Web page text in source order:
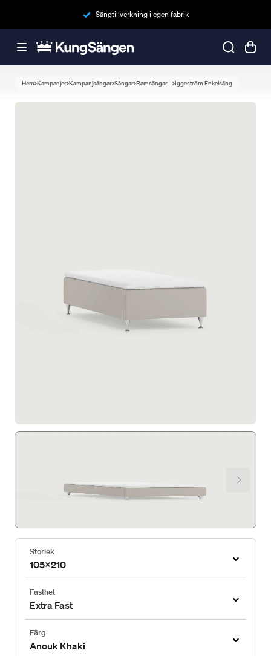
Sängtillverkning i egen fabrik
Hem Kampanjer Kampanjsängar Sängar Ramsängar Iggeström Enkelsäng
Storlek
105x210
Fasthet
Extra Fast
Färg
Anouk Khaki